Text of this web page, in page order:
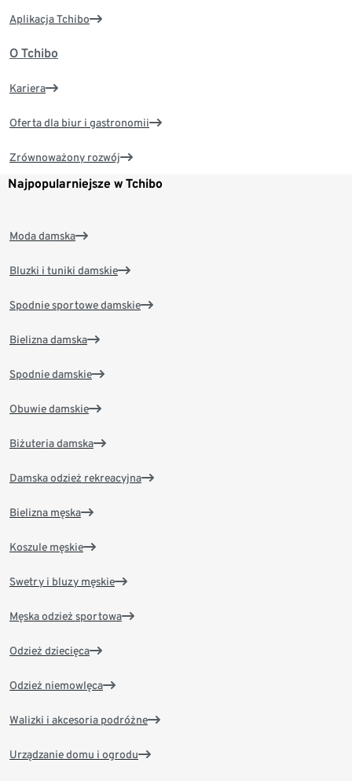
Aplikacja Tchibo
O Tchibo
Kariera
Oferta dla biur i gastronomii
Zrównoważony rozwój
Najpopularniejsze w Tchibo
Moda damska
Bluzki i tuniki damskie
Spodnie sportowe damskie
Bielizna damska
Spodnie damskie
Obuwie damskie
Biżuteria damska
Damska odzież rekreacyjna
Bielizna męska
Koszule męskie
Swetry i bluzy męskie
Męska odzież sportowa
Odzież dziecięca
Odzież niemowlęca
Walizki i akcesoria podróżne
Urządzanie domu i ogrodu